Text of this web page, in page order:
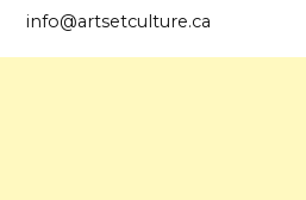
info@artsetculture.ca